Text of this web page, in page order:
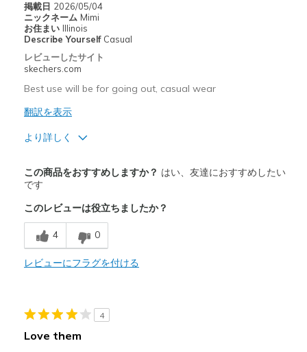
Width
Sizing
掲載日 2026/05/04
ニックネーム Mimi
お住まい Illinois
Describe Yourself Casual
レビューしたサイト
skechers.com
Best use will be for going out, casual wear
翻訳を表示
より詳しく
Attractive Design
Breathe Well
Comfortable
Happy I exchanged 8 1/2 for an 8
商品が期待と異なったレビュー
Poor Cushioning
この商品をおすすめしますか？ はい、友達におすすめしたい
です
このレビューは役立ちましたか？
4 0
レビューにフラグを付ける
4
Love them